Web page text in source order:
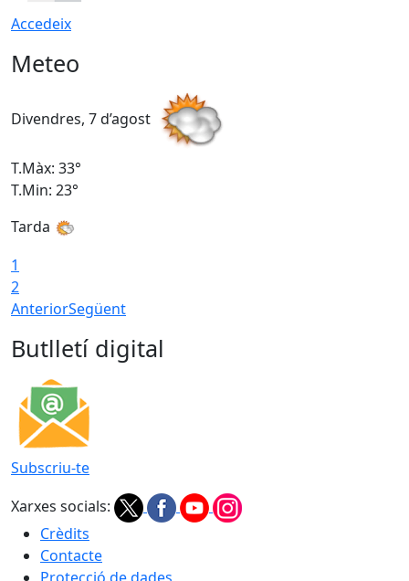
Accedeix
Meteo
Divendres, 7 d’agost
T.Màx: 33°
T.Min: 23°
Tarda
1
2
AnteriorSegüent
Butlletí digital
Subscriu-te
Xarxes socials:
Crèdits
Contacte